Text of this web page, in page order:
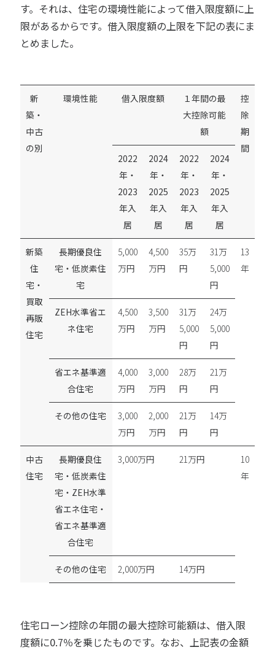
す。それは、住宅の環境性能によって借入限度額に上
限があるからです。借入限度額の上限を下記の表にま
とめました。
新
築・
中古
の別
環境性能 借入限度額
１年間の最
大控除可能
額
控
除
期
間
2022
年・
2023
年入
居
2024
年・
2025
年入
居
2022
年・
2023
年入
居
2024
年・
2025
年入
居
新築
住
宅・
買取
再販
住宅
長期優良住
宅・低炭素住
宅
5,000
万円
4,500
万円
35万
円
31万
5,000
円
13
年
ZEH水準省エ
ネ住宅
4,500
万円
3,500
万円
31万
5,000
円
24万
5,000
円
省エネ基準適
合住宅
4,000
万円
3,000
万円
28万
円
21万
円
その他の住宅
3,000
万円
2,000
万円
21万
円
14万
円
中古
住宅
長期優良住
宅・低炭素住
宅・ZEH水準
省エネ住宅・
省エネ基準適
合住宅
3,000万円 21万円
10
年
その他の住宅 2,000万円 14万円
住宅ローン控除の年間の最大控除可能額は、借入限
度額に0.7％を乗じたものです。なお、上記表の金額